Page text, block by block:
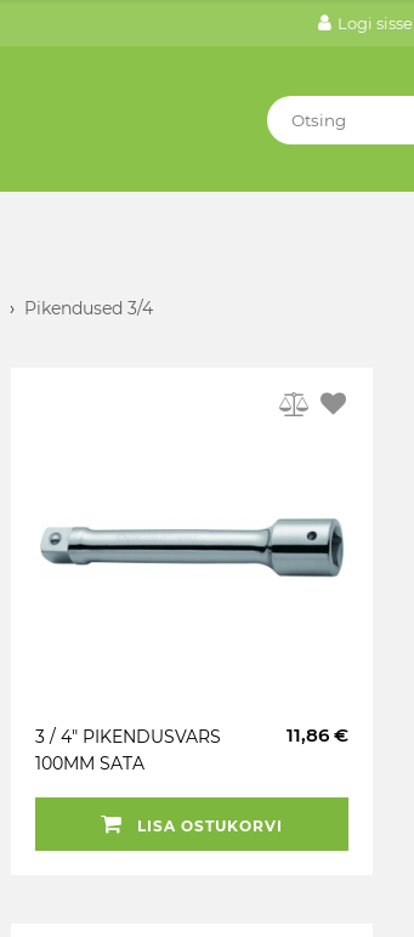
Logi sisse
› Pikendused 3/4
3 / 4" PIKENDUSVARS
100MM SATA
11,86 €
LISA OSTUKORVI